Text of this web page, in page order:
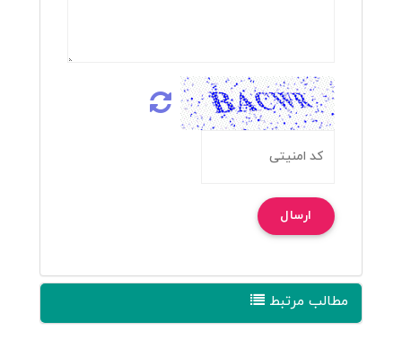
ارسال
مطالب مرتبط